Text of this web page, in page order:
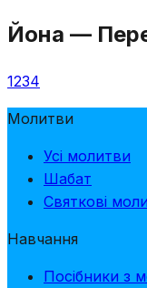
Йона —
1234
Молитви
Усі молитви
Шабат
Святкові
Навчання
Посібники з